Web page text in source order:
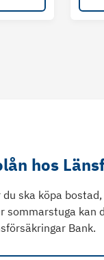
hos
du ska köpa
sommarstuga kan
Bank.